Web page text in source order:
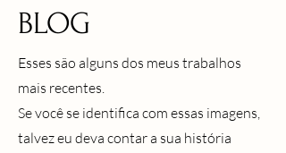
BLOG
Esses são alguns dos meus trabalhos
mais recentes.
Se você se identifica com essas imagens,
talvez eu deva contar a sua história